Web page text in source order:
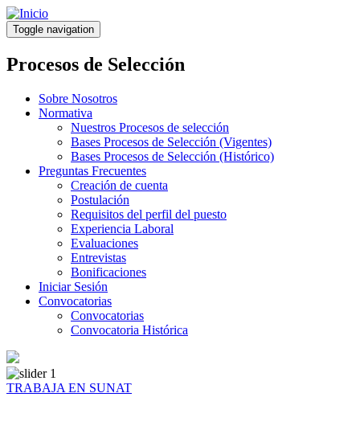
Pasar
al
contenido
principal
Toggle navigation
Procesos de Selección
Sobre Nosotros
Normativa
Nuestros Procesos de selección
Bases Procesos de Selección (Vigentes)
Bases Procesos de Selección (Histórico)
Preguntas Frecuentes
Creación de cuenta
Postulación
Requisitos del perfil del puesto
Experiencia Laboral
Evaluaciones
Entrevistas
Bonificaciones
Iniciar Sesión
Convocatorias
Convocatorias
Convocatoria Histórica
TRABAJA EN SUNAT